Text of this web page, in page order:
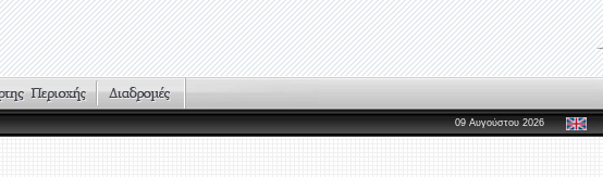
09 Αυγούστου 2026